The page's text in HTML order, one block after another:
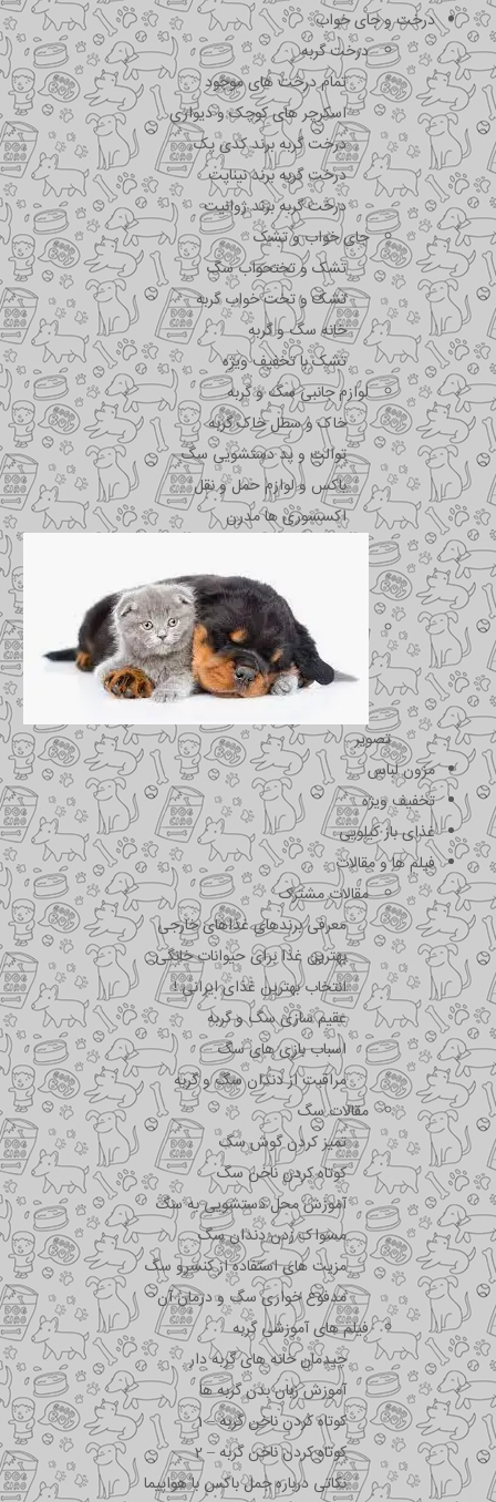
درخت و جای خواب
درخت گربه
تمام درخت های موجود
اسکرچر های کوچک و دیواری
درخت گربه برند کدی پک
درخت گربه برند نیناپت
درخت گربه برند ژوانیت
جای خواب و تشک
تشک و تختحواب سگ
تشک و تخت خواب گربه
خانه سگ و گربه
تشک با تخفیف ویژه
لوازم جانبی سگ و گربه
خاک و سطل خاک گربه
توالت و پد دستشویی سگ
باکس و لوازم حمل و نقل
اکسسوری ها مدرن
تصویر
مزون لباس
تخفیف ویژه
غذای باز کیلویی
فیلم ها و مقالات
مقالات مشترک
معرفی برندهای غذاهای خارجی
بهترین غذا برای حیوانات خانگی
انتخاب بهترین غذای ایرانی !
عقیم سازی سگ و گربه
اسباب بازی های سگ
مراقبت از دندان سگ و گربه
مقالات سگ
تمیز کردن گوش سگ
کوتاه کردن ناخن سگ
آموزش محل دستشویی به سگ
مسواک زدن دندان سگ
مزیت های استفاده از کنسرو سگ
مدفوع خواری سگ و درمان آن
فیلم های آموزشی گربه
چیدمان خانه های گربه دار
آموزش زبان بدن گربه ها
کوتاه کردن ناخن گربه – 1
کوتاه کردن ناخن گربه – 2
نکاتی درباره جمل باکس با هواپیما